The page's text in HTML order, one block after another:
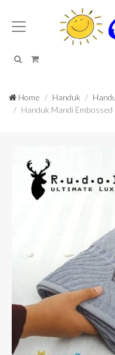
SearchCart
Home Handuk
Handuk Mandi